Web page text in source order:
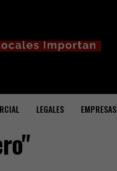
LEGALES EMPRESAS